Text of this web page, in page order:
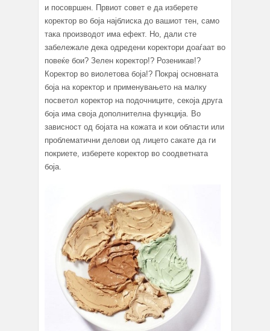
и посовршен. Првиот совет е да изберете
коректор во боја најблиска до вашиот тен, само
така производот има ефект. Но, дали сте
забележале дека одредени коректори доаѓаат во
повеќе бои? Зелен коректор!? Розеникав!?
Коректор во виолетова боја!? Покрај основната
боја на коректор и применувањето на малку
посветол коректор на подочниците, секоја друга
боја има своја дополнителна функција. Во
зависност од бојата на кожата и кои области или
проблематични делови од лицето сакате да ги
покриете, изберете коректор во соодветната
боја.